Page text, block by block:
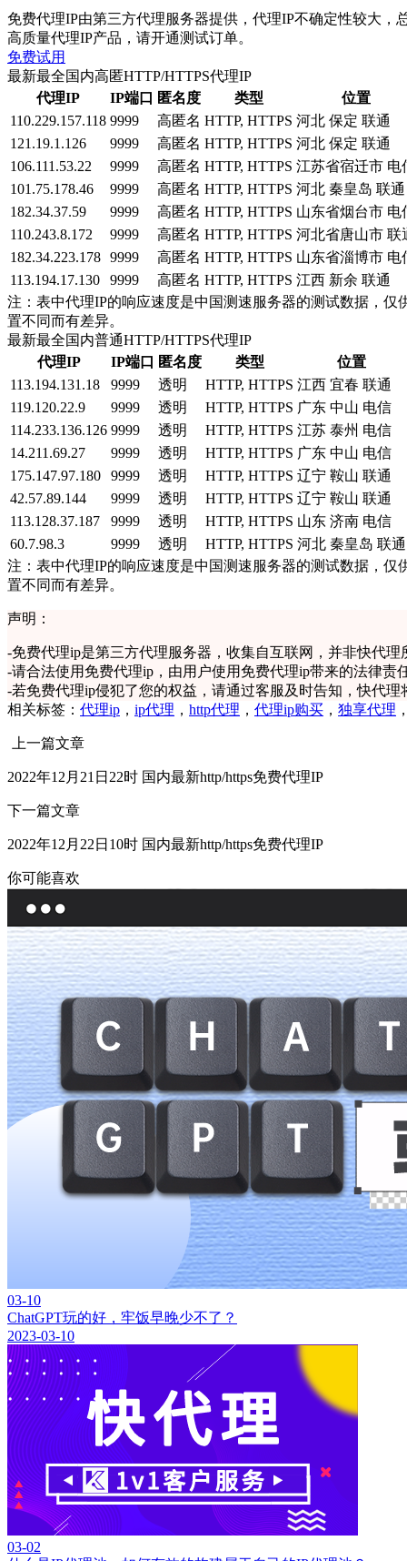
免费代理IP由第三方代理服务器提供，代理IP不确定性较大，
高质量代理IP产品，请开通测试订单。
免费试用
最新最全国内高匿HTTP/HTTPS代理IP
代理IP
IP端口 匿名度 类型
位置
110.229.157.118 9999 高匿名 HTTP, HTTPS 河北 保定 联通
121.19.1.126
9999 高匿名 HTTP, HTTPS 河北 保定 联通
106.111.53.22
9999 高匿名 HTTP, HTTPS 江苏省宿迁市 电
101.75.178.46
9999 高匿名 HTTP, HTTPS 河北 秦皇岛 联通
182.34.37.59
9999 高匿名 HTTP, HTTPS 山东省烟台市 电
110.243.8.172
9999 高匿名 HTTP, HTTPS 河北省唐山市 联
182.34.223.178 9999 高匿名 HTTP, HTTPS 山东省淄博市 电
113.194.17.130
9999 高匿名 HTTP, HTTPS 江西 新余 联通
注：表中代理IP的响应速度是中国测速服务器的测试数据，
置不同而有差异。
最新最全国内普通HTTP/HTTPS代理IP
代理IP
IP端口 匿名度 类型
位置
113.194.131.18
9999 透明 HTTP, HTTPS 江西 宜春 联通
119.120.22.9
9999 透明 HTTP, HTTPS 广东 中山 电信
114.233.136.126 9999 透明 HTTP, HTTPS 江苏 泰州 电信
14.211.69.27
9999 透明 HTTP, HTTPS 广东 中山 电信
175.147.97.180
9999 透明 HTTP, HTTPS 辽宁 鞍山 联通
42.57.89.144
9999 透明 HTTP, HTTPS 辽宁 鞍山 联通
113.128.37.187
9999 透明 HTTP, HTTPS 山东 济南 电信
60.7.98.3
9999 透明 HTTP, HTTPS 河北 秦皇岛 联通
注：表中代理IP的响应速度是中国测速服务器的测试数据，
置不同而有差异。
声明：
-免费代理ip是第三方代理服务器，收集自互联网，并非快代
-请合法使用免费代理ip，由用户使用免费代理ip带来的法律责
-若免费代理ip侵犯了您的权益，请通过客服及时告知，快代理
相关标签： 代理ip ， ip代理 ， http代理 ， 代理ip购买 ， 独享代理
上一篇文章
2022年12月21日22时 国内最新http/https免费代理IP
下一篇文章
2022年12月22日10时 国内最新http/https免费代理IP
你可能喜欢
03-10
ChatGPT玩的好，牢饭早晚少不了？
2023-03-10
03-02